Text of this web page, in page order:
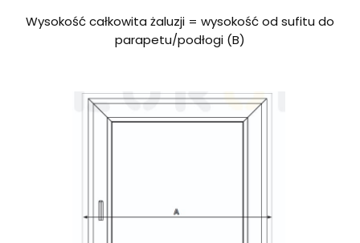
Wysokość całkowita żaluzji = wysokość od sufitu do
parapetu/podłogi (B)